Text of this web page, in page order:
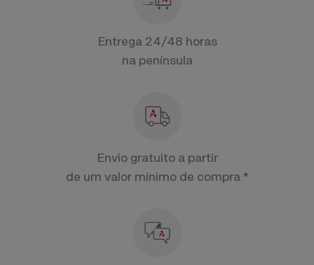
Entrega 24/48 horas
na península
Envio gratuito a partir
de um valor mínimo de compra *